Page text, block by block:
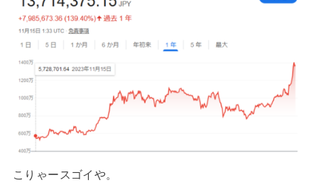
こりゃースゴイや。